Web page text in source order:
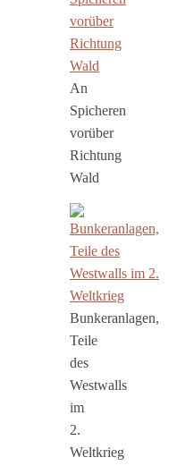
An
Spicheren
vorüber
Richtung
Wald
Bunkeranlagen,
Teile
des
Westwalls
im
2.
Weltkrieg